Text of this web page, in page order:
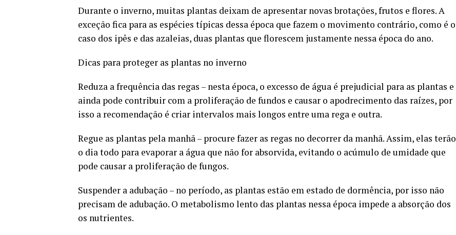
Durante o inverno, muitas plantas deixam de apresentar novas brotações, frutos e flores. A
exceção fica para as espécies típicas dessa época que fazem o movimento contrário, como é o
caso dos ipês e das azaleias, duas plantas que florescem justamente nessa época do ano.
Dicas para proteger as plantas no inverno
Reduza a frequência das regas – nesta época, o excesso de água é prejudicial para as plantas e
ainda pode contribuir com a proliferação de fundos e causar o apodrecimento das raízes, por
isso a recomendação é criar intervalos mais longos entre uma rega e outra.
Regue as plantas pela manhã – procure fazer as regas no decorrer da manhã. Assim, elas terão
o dia todo para evaporar a água que não for absorvida, evitando o acúmulo de umidade que
pode causar a proliferação de fungos.
Suspender a adubação – no período, as plantas estão em estado de dormência, por isso não
precisam de adubação. O metabolismo lento das plantas nessa época impede a absorção dos
os nutrientes.